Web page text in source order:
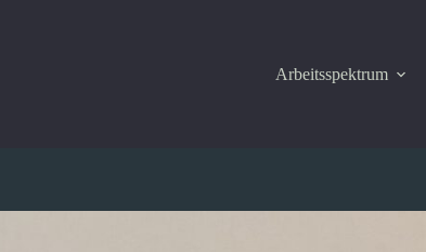
Arbeitsspektrum